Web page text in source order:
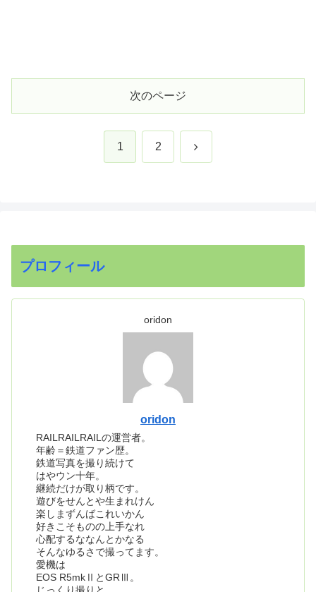
次のページ
1 2 次
プロフィール
oridon
oridon
RAILRAILRAILの運営者。
年齢＝鉄道ファン歴。
鉄道写真を撮り続けて
はやウン十年。
継続だけが取り柄です。
遊びをせんとや生まれけん
楽しまずんばこれいかん
好きこそものの上手なれ
心配するななんとかなる
そんなゆるさで撮ってます。
愛機は
EOS R5mkⅡとGRⅢ。